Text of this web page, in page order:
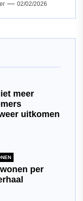
02/02/2026
meer
uitkomen
per